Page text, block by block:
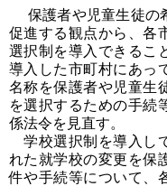
保護者や児童生徒の
促進する観点から、各
選択制を導入できるこ
導入した市町村にあっ
名称を保護者や児童生
を選択するための手続
係法令を見直す。
学校選択制を導入し
れた就学校の変更を保
件や手続等について、